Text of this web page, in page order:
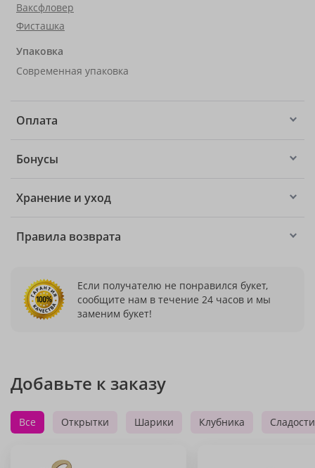
Ваксфловер
Фисташка
Упаковка
Современная упаковка
Оплата
Бонусы
Хранение и уход
Правила возврата
Если получателю не понравился букет,
сообщите нам в течение 24 часов и мы
заменим букет!
Добавьте к заказу
Все Открытки Шарики Клубника Сладости